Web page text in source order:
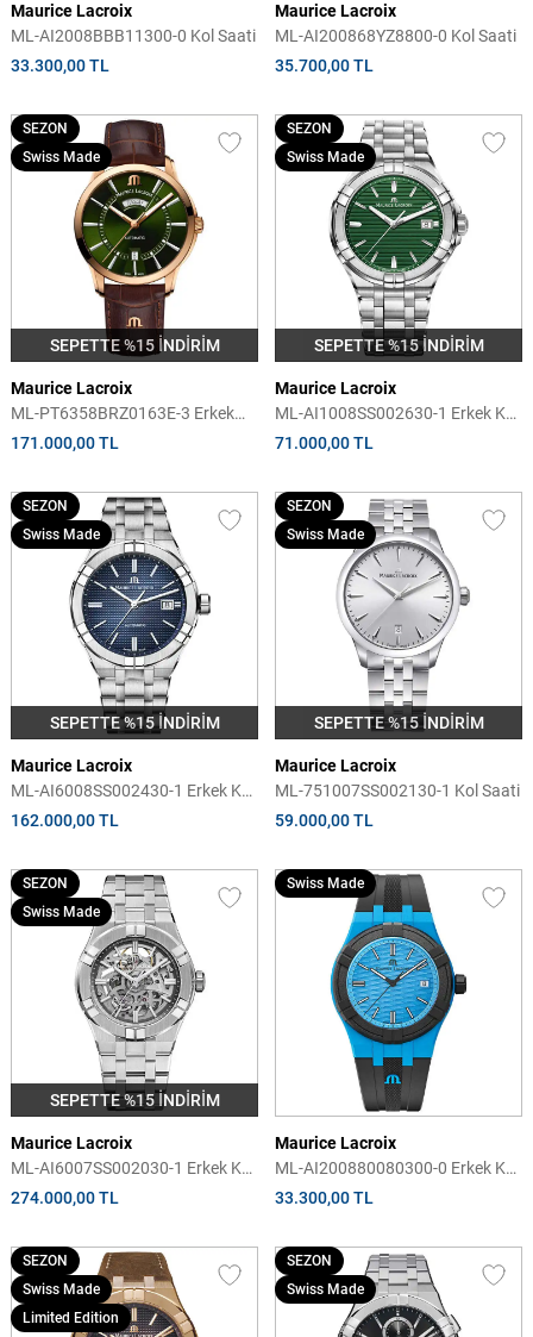
Maurice Lacroix
ML-AI2008BBB11300-0 Kol Saati
33.300,00 TL
Maurice Lacroix
ML-AI200868YZ8800-0 Kol Saati
35.700,00 TL
SEPETTE %15 İNDİRİM
SEZON
Swiss Made
Maurice Lacroix
ML-PT6358BRZ0163E-3 Erkek
Kol Saati
171.000,00 TL
SEPETTE %15 İNDİRİM
SEZON
Swiss Made
Maurice Lacroix
ML-AI1008SS002630-1 Erkek Kol
Saati
71.000,00 TL
SEPETTE %15 İNDİRİM
SEZON
Swiss Made
Maurice Lacroix
ML-AI6008SS002430-1 Erkek Kol
Saati
162.000,00 TL
SEPETTE %15 İNDİRİM
SEZON
Swiss Made
Maurice Lacroix
ML-751007SS002130-1 Kol Saati
59.000,00 TL
SEPETTE %15 İNDİRİM
SEZON
Swiss Made
Maurice Lacroix
ML-AI6007SS002030-1 Erkek Kol
Saati
274.000,00 TL
Swiss Made
Maurice Lacroix
ML-AI200880080300-0 Erkek Kol
Saati
33.300,00 TL
SEZON
Swiss Made
Limited Edition
SEZON
Swiss Made